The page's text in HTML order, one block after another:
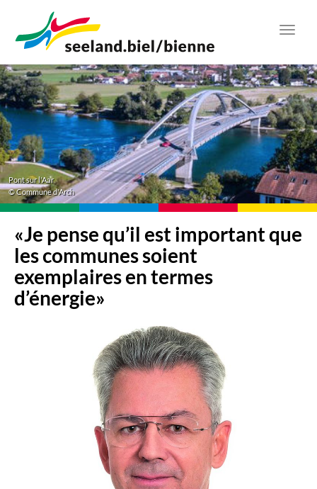
contenu
Toggle
Pont sur l'Aar
© Commune d'Arch
«Je pense qu’il est important que
les communes soient
exemplaires en termes
d’énergie»